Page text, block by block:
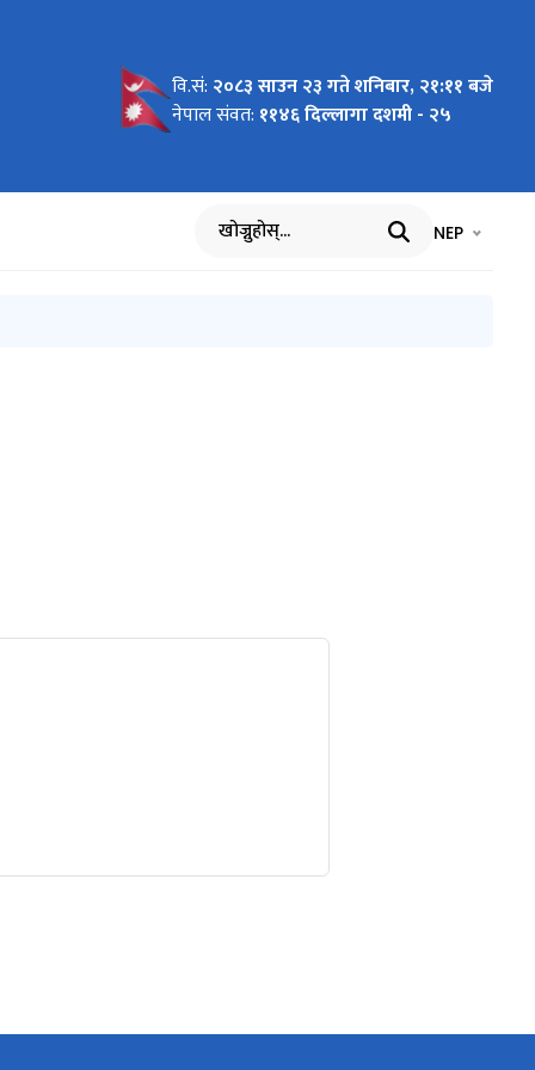
लागि
वि.सं: २०८३ साउन २३ गते शनिबार, २१:११ बजे
नेपाल संवत: ११४६ दिल्लागा दशमी - २५
खोज्नुहोस् भाषा चयन
NEP